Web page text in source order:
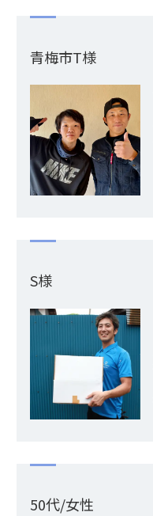
青梅市T様
S様
50代/女性